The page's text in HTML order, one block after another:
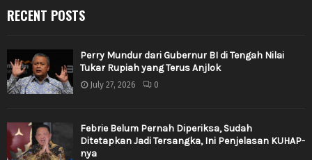
RECENT POSTS
Perry Mundur dari Gubernur BI di Tengah Nilai
Tukar Rupiah yang Terus Anjlok
July 27, 2026 0
Febrie Belum Pernah Diperiksa, Sudah
Ditetapkan Jadi Tersangka, Ini Penjelasan KUHAP-
nya